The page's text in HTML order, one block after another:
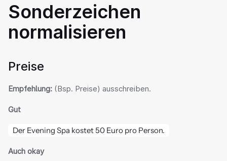
Sonderzeichen
normalisieren
Preise
Empfehlung: (Bsp. Preise) ausschreiben.
Gut
Der Evening Spa kostet 50 Euro pro Person.
Auch okay